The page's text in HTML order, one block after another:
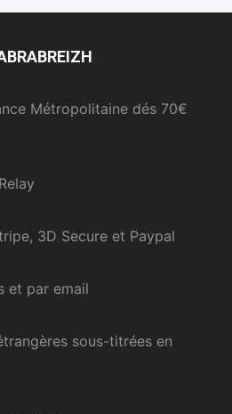
Métropolitaine dés 70€
3D Secure et Paypal
et par email
sous-titrées en